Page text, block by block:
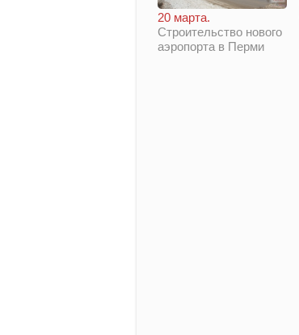
20 марта.
Строительство нового
аэропорта в Перми